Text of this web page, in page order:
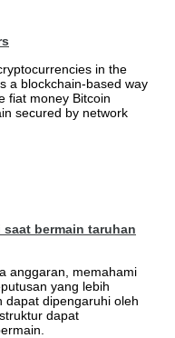
in the
a blockchain-based way
fiat money Bitcoin
secured by network
bermain taruhan
anggaran, memahami
yang lebih
dapat dipengaruhi oleh
dapat